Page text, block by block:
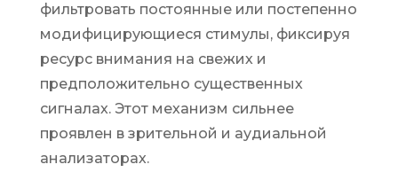
фильтровать постоянные или постепенно
модифицирующиеся стимулы, фиксируя
ресурс внимания на свежих и
предположительно существенных
сигналах. Этот механизм сильнее
проявлен в зрительной и аудиальной
анализаторах.